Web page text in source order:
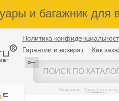
и багажник для
Политика
Гарантии и возврат
Как
Например: